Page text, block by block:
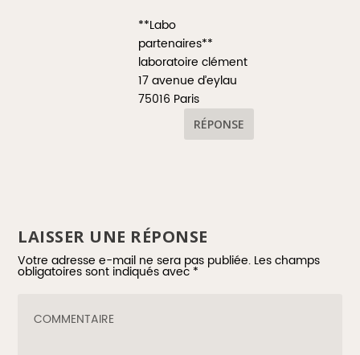
**Labo
partenaires**
laboratoire clément
17 avenue d’eylau
75016 Paris
RÉPONSE
LAISSER UNE RÉPONSE
Votre adresse e-mail ne sera pas publiée. Les champs
obligatoires sont indiqués avec *